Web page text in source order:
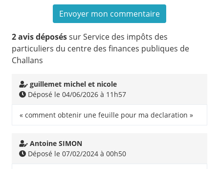
2 avis déposéssur Service des impôts des
particuliers du centre des finances publiques de
Challans
guillemet michel et nicole
Déposé le 04/06/2026 à 11h57
« comment obtenir une feuille pour ma declaration »
Antoine SIMON
Déposé le 07/02/2024 à 00h50